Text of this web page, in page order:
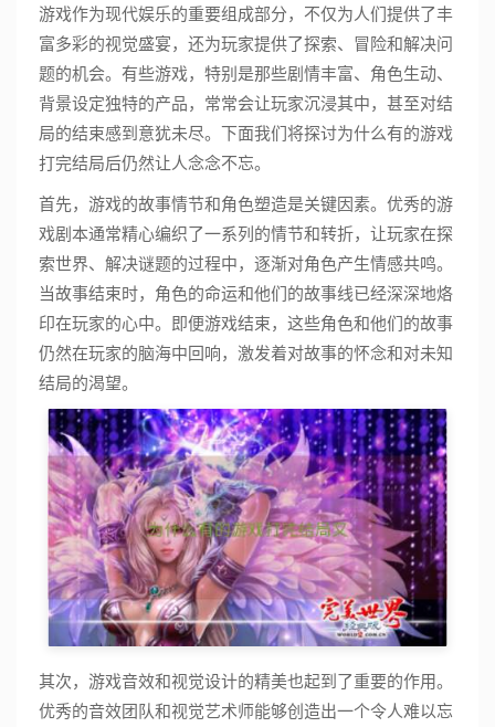
游戏作为现代娱乐的重要组成部分，不仅为人们提供了丰
富多彩的视觉盛宴，还为玩家提供了探索、冒险和解决问
题的机会。有些游戏，特别是那些剧情丰富、角色生动、
背景设定独特的产品，常常会让玩家沉浸其中，甚至对结
局的结束感到意犹未尽。下面我们将探讨为什么有的游戏
打完结局后仍然让人念念不忘。
首先，游戏的故事情节和角色塑造是关键因素。优秀的游
戏剧本通常精心编织了一系列的情节和转折，让玩家在探
索世界、解决谜题的过程中，逐渐对角色产生情感共鸣。
当故事结束时，角色的命运和他们的故事线已经深深地烙
印在玩家的心中。即便游戏结束，这些角色和他们的故事
仍然在玩家的脑海中回响，激发着对故事的怀念和对未知
结局的渴望。
其次，游戏音效和视觉设计的精美也起到了重要的作用。
优秀的音效团队和视觉艺术师能够创造出一个令人难以忘